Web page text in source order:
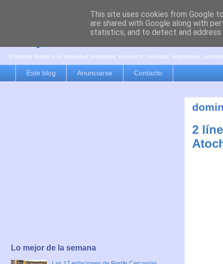
es por madrid
El blog de Madrid y su actualidad, proyectos, transporte, movilidad, arquitectura,
Este blog Anunciarse Contacto
2
Lo mejor de la semana
This site uses cookies from Google
are shared with Google along with
statistics, and to detect and address